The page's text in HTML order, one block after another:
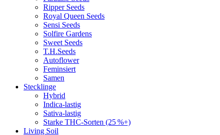
Ripper Seeds
Royal Queen Seeds
Sensi Seeds
Solfire Gardens
Sweet Seeds
T.H.Seeds
Autoflower
Feminsiert
Samen
Stecklinge
Hybrid
Indica-lastig
Sativa-lastig
Starke THC-Sorten (25 %+)
Living Soil